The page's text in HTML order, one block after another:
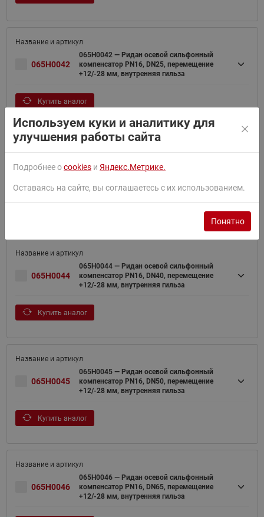
065H0042
065H0042 — Ридан осевой сильфонный
компенсатор PN16, DN25, перемещение
+12/-28 мм, внутренняя гильза
Купить аналог
065H0043
компенсатор PN16, DN32, перемещение
065H0044
065H0044 — Ридан осевой сильфонный
компенсатор PN16, DN40, перемещение
+12/-28 мм, внутренняя гильза
Купить аналог
065H0045
065H0045 — Ридан осевой сильфонный
компенсатор PN16, DN50, перемещение
+12/-28 мм, внутренняя гильза
Купить аналог
065H0046
065H0046 — Ридан осевой сильфонный
компенсатор PN16, DN65, перемещение
+12/-28 мм, внутренняя гильза
Используем куки и аналитику для
улучшения работы сайта
Подробнее оcookies и Яндекс.Метрике.
Оставаясь на сайте, вы соглашаетесь с их использованием.
Понятно